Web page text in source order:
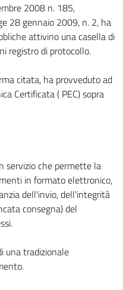
2008 n. 185,
28 gennaio 2009, n. 2, ha
attivino una casella di
registro di protocollo.
citata, ha provveduto ad
Certificata ( PEC) sopra
servizio che permette la
in formato elettronico,
dell'invio, dell'integrità
consegna) del
una tradizionale